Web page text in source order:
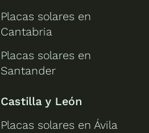
Placas solares en
Cantabria
Placas solares en
Santander
Castilla y León
Placas solares en Ávila